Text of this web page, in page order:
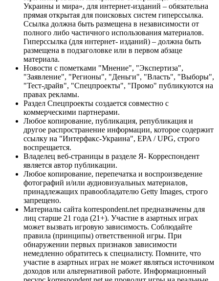
Украины и мира», для интернет-изданий – обязательна
прямая открытая для поисковых систем гиперссылка.
Ссылка должна быть размещена в независимости от
полного либо частичного использования материалов.
Гиперссылка (для интернет- изданий) – должна быть
размещена в подзаголовке или в первом абзаце
материала.
Новости с пометками "Мнение", "Экспертиза",
"Заявление", "Регионы", "Деньги", "Власть", "Выборы",
"Тест-драйв", "Спецпроекты", "Промо" публикуются на
правах рекламы.
Раздел Спецпроекты создается совместно с
коммерческими партнерами.
Любое копирование, публикация, републикация и
другое распространение информации, которое содержит
ссылку на "Интерфакс-Украина", EPA / UPG, строго
воспрещается.
Владелец веб-страницы в разделе Я- Корреспондент
является автор публикации.
Любое копирование, перепечатка и воспроизведение
фотографий и/или аудиовизуальных материалов,
принадлежащих правообладателю Getty Images, строго
запрещено.
Материалы сайта korrespondent.net предназначены для
лиц старше 21 года (21+). Участие в азартных играх
может вызвать игровую зависимость. Соблюдайте
правила (принципы) ответственной игры. При
обнаружении первых признаков зависимости
немедленно обратитесь к специалисту. Помните, что
участие в азартных играх не может являться источником
доходов или альтернативой работе. Информационный